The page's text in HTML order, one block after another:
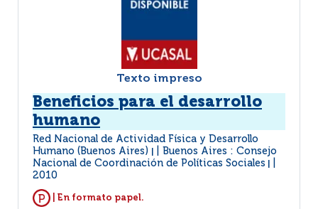
Texto impreso
Beneficios para el desarrollo
humano
Red Nacional de Actividad Física y Desarrollo
Humano (Buenos Aires)
Buenos Aires : Consejo
Nacional de Coordinación de Políticas Sociales
2010
| En formato papel.